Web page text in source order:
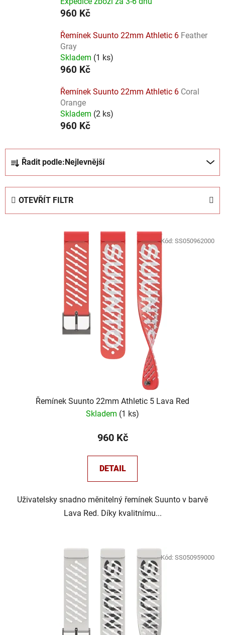
960 Kč
Řemínek Suunto 22mm Athletic 6 Feather
Gray
Skladem (1 ks)
960 Kč
Řemínek Suunto 22mm Athletic 6 Coral
Orange
Skladem (2 ks)
960 Kč
Řadit podle:Nejlevnější
OTEVŘÍT FILTR
Řemínek Suunto 22mm Athletic 5 Lava Red
Skladem (1 ks)
960 Kč
DETAIL
Uživatelsky snadno měnitelný řemínek Suunto v barvě
Lava Red. Díky kvalitnímu...
Kód: SS050962000
Kód: SS050959000